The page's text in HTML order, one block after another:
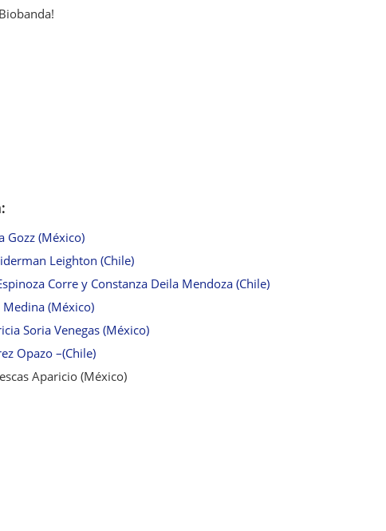
Gozz (México)
Leighton (Chile)
Corre y Constanza Deila Mendoza (Chile)
(México)
Soria Venegas (México)
Opazo –(Chile)
Aparicio (México)